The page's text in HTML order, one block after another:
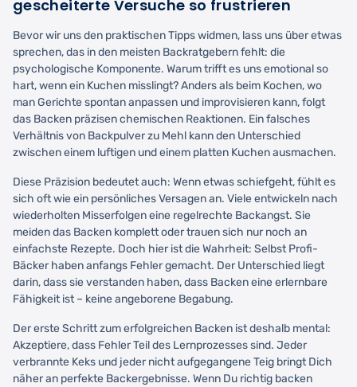
gescheiterte Versuche so frustrieren
Bevor wir uns den praktischen Tipps widmen, lass uns über etwas
sprechen, das in den meisten Backratgebern fehlt: die
psychologische Komponente. Warum trifft es uns emotional so
hart, wenn ein Kuchen misslingt? Anders als beim Kochen, wo
man Gerichte spontan anpassen und improvisieren kann, folgt
das Backen präzisen chemischen Reaktionen. Ein falsches
Verhältnis von Backpulver zu Mehl kann den Unterschied
zwischen einem luftigen und einem platten Kuchen ausmachen.
Diese Präzision bedeutet auch: Wenn etwas schiefgeht, fühlt es
sich oft wie ein persönliches Versagen an. Viele entwickeln nach
wiederholten Misserfolgen eine regelrechte Backangst. Sie
meiden das Backen komplett oder trauen sich nur noch an
einfachste Rezepte. Doch hier ist die Wahrheit: Selbst Profi-
Bäcker haben anfangs Fehler gemacht. Der Unterschied liegt
darin, dass sie verstanden haben, dass Backen eine erlernbare
Fähigkeit ist – keine angeborene Begabung.
Der erste Schritt zum erfolgreichen Backen ist deshalb mental:
Akzeptiere, dass Fehler Teil des Lernprozesses sind. Jeder
verbrannte Keks und jeder nicht aufgegangene Teig bringt Dich
näher an perfekte Backergebnisse. Wenn Du richtig backen